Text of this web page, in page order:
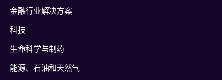
金融行业解决方案
科技
生命科学与制药
能源、石油和天然气